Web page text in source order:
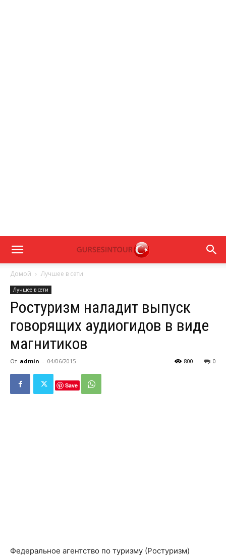
Домой Лучшее в сети
Лучшее в сети
Ростуризм наладит выпуск
говорящих аудиогидов в виде
магнитиков
От admin - 04/06/2015 0
800
Save
Федеральное агентство по туризму (Ростуризм)